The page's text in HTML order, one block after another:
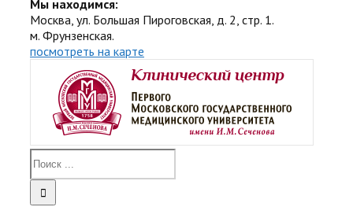
Мы находимся:
Москва, ул. Большая Пироговская, д. 2, стр. 1.
м. Фрунзенская.
посмотреть на карте